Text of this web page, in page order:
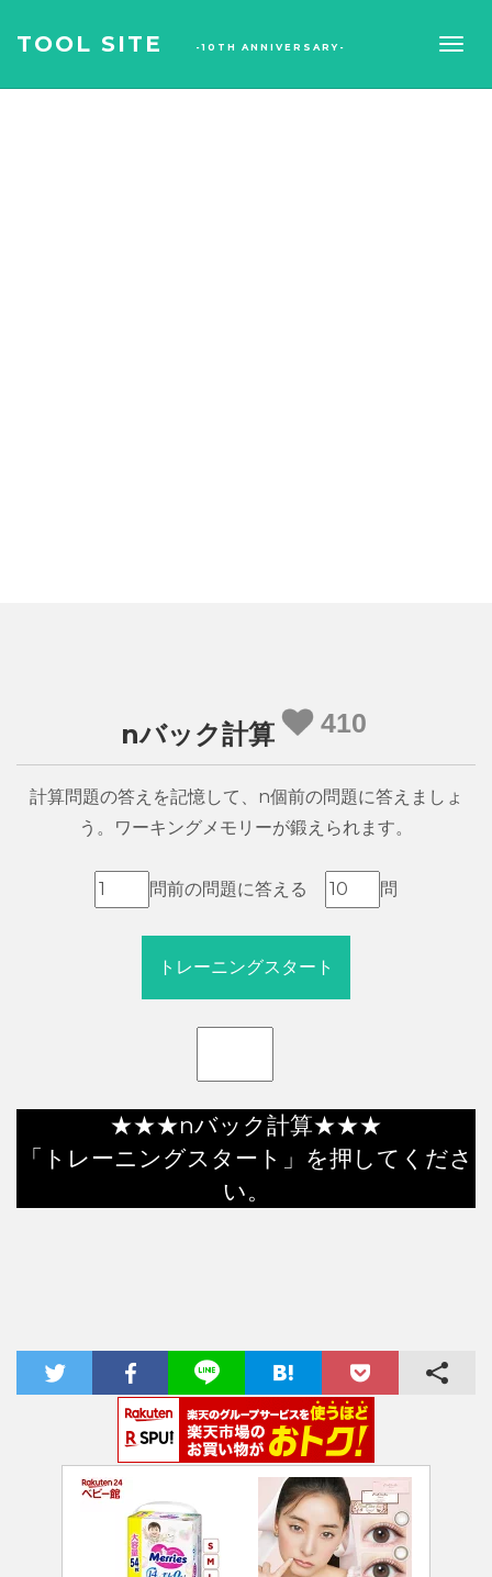
TOOL SITE -10TH ANNIVERSARY-
nバック計算 410
計算問題の答えを記憶して、n個前の問題に答えましょ
う。ワーキングメモリーが鍛えられます。
問前の問題に答える 問
★★★nバック計算★★★
「トレーニングスタート」を押してくださ
い。